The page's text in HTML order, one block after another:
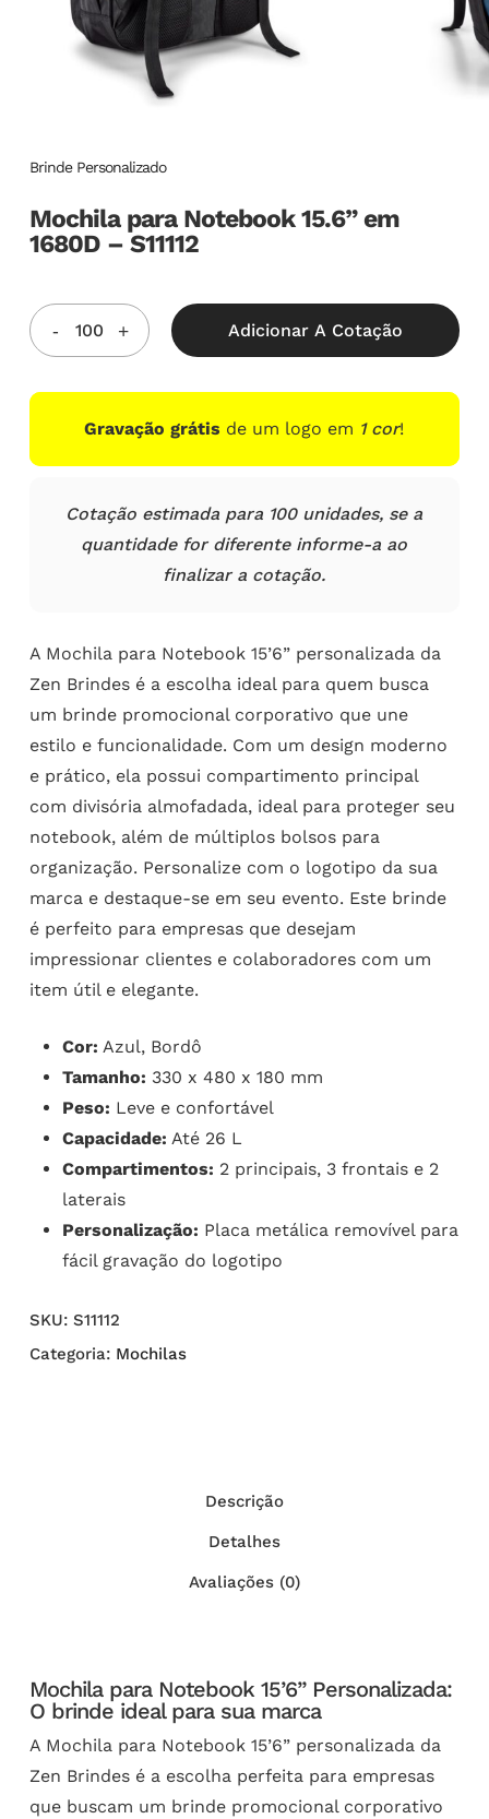
Brinde Personalizado
Mochila para Notebook 15.6” em
1680D – S11112
Adicionar A Cotação
Gravação grátis de um logo em 1 cor!
Cotação estimada para 100 unidades, se a
quantidade for diferente informe-a ao
finalizar a cotação.
A Mochila para Notebook 15’6” personalizada da
Zen Brindes é a escolha ideal para quem busca
um brinde promocional corporativo que une
estilo e funcionalidade. Com um design moderno
e prático, ela possui compartimento principal
com divisória almofadada, ideal para proteger seu
notebook, além de múltiplos bolsos para
organização. Personalize com o logotipo da sua
marca e destaque-se em seu evento. Este brinde
é perfeito para empresas que desejam
impressionar clientes e colaboradores com um
item útil e elegante.
Cor: Azul, Bordô
Tamanho: 330 x 480 x 180 mm
Peso: Leve e confortável
Capacidade: Até 26 L
Compartimentos: 2 principais, 3 frontais e 2
laterais
Personalização: Placa metálica removível para
fácil gravação do logotipo
SKU: S11112
Categoria: Mochilas
Descrição
Detalhes
Avaliações (0)
Mochila para Notebook 15’6” Personalizada:
O brinde ideal para sua marca
A Mochila para Notebook 15’6” personalizada da
Zen Brindes é a escolha perfeita para empresas
que buscam um brinde promocional corporativo